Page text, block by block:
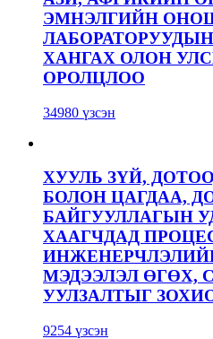
ЭМНЭЛГИЙН
ХАНГАХ ОЛОН
ОРОЛЦЛОО
34980 үзсэн
ХУУЛЬ ЗҮЙ,
БОЛОН ЦАГДАА,
БАЙГУУЛЛАГЫН
ХААГЧДАД
МЭДЭЭЛЭЛ ӨГӨХ,
УУЛЗАЛТЫГ
9254 үзсэн